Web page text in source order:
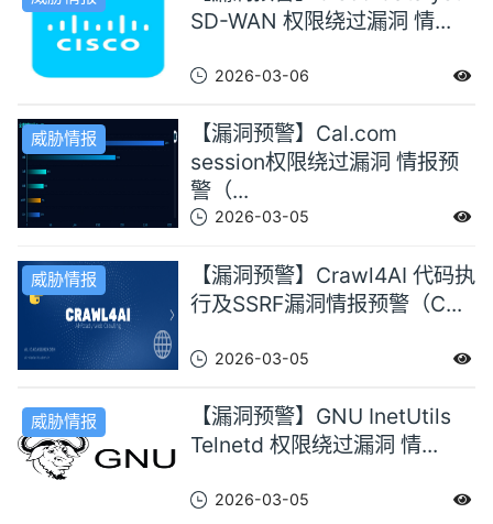
SD-WAN 权限绕过漏洞 情...
2026-03-06
威胁情报
【漏洞预警】Cal.com
session权限绕过漏洞 情报预
警（...
2026-03-05
威胁情报
【漏洞预警】Crawl4AI 代码执
行及SSRF漏洞情报预警（C...
2026-03-05
威胁情报
【漏洞预警】GNU InetUtils
Telnetd 权限绕过漏洞 情...
2026-03-05